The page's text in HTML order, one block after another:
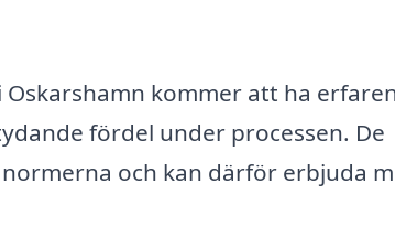
kommer att ha
fördel under processen. De
och kan därför erbjuda